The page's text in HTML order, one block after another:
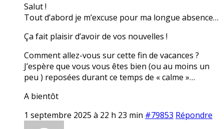
Salut !
Tout d’abord je m’excuse pour ma longue absence…
Ça fait plaisir d’avoir de vos nouvelles !
Comment allez-vous sur cette fin de vacances ?
J’espère que vous vous êtes bien (ou au moins un
peu ) reposées durant ce temps de « calme »…
A bientôt
1 septembre 2025 à 22 h 23 min #79853 Répondre